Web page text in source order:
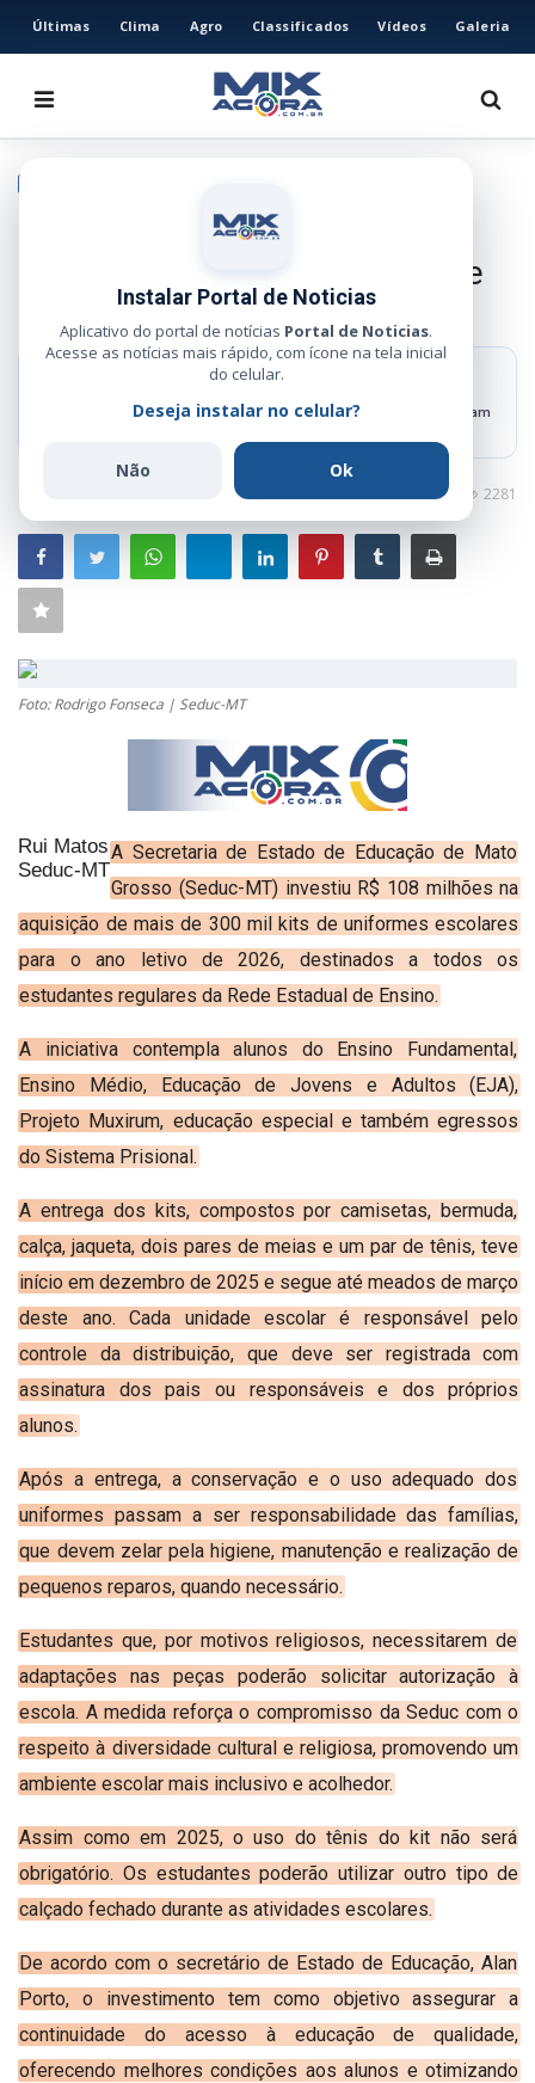
Últimas Clima Agro Classificados Vídeos Galeria
ÚLTIMAS
CLIMA
GALERIA
MUSICA
GERAL
SAÚDE
MEIO AMBIENTE
COMO ANUNCIAR
RÁDIO AO VIVO
QUEM SOMOS
CONTATO
MIX AGORA TV
REGISTO
Instalar Portal de Noticias
Aplicativo do portal de notícias Portal de Noticias.
Acesse as notícias mais rápido, com ícone na tela inicial
do celular.
Deseja instalar no celular?
Não Ok
Seduc inicia entrega do kit de
uniformes para escolas da rede
estadual de ensino
A previsão é de que até meados de março todas as unidades tenham
Jan 10, 2026 2281
Foto: Rodrigo Fonseca | Seduc-MT
Rui Matos
Seduc-MT
A Secretaria de Estado de Educação de Mato
Grosso (Seduc-MT) investiu R$ 108 milhões na
aquisição de mais de 300 mil kits de uniformes escolares
para o ano letivo de 2026, destinados a todos os
estudantes regulares da Rede Estadual de Ensino.
A iniciativa contempla alunos do Ensino Fundamental,
Ensino Médio, Educação de Jovens e Adultos (EJA),
Projeto Muxirum, educação especial e também egressos
do Sistema Prisional.
A entrega dos kits, compostos por camisetas, bermuda,
calça, jaqueta, dois pares de meias e um par de tênis, teve
início em dezembro de 2025 e segue até meados de março
deste ano. Cada unidade escolar é responsável pelo
controle da distribuição, que deve ser registrada com
assinatura dos pais ou responsáveis e dos próprios
alunos.
Após a entrega, a conservação e o uso adequado dos
uniformes passam a ser responsabilidade das famílias,
que devem zelar pela higiene, manutenção e realização de
pequenos reparos, quando necessário.
Estudantes que, por motivos religiosos, necessitarem de
adaptações nas peças poderão solicitar autorização à
escola. A medida reforça o compromisso da Seduc com o
respeito à diversidade cultural e religiosa, promovendo um
ambiente escolar mais inclusivo e acolhedor.
Assim como em 2025, o uso do tênis do kit não será
obrigatório. Os estudantes poderão utilizar outro tipo de
calçado fechado durante as atividades escolares.
De acordo com o secretário de Estado de Educação, Alan
Porto, o investimento tem como objetivo assegurar a
continuidade do acesso à educação de qualidade,
oferecendo melhores condições aos alunos e otimizando